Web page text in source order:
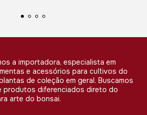
a importadora, especialista em
e acessórios para cultivos do
de coleção em geral. Buscamos
produtos diferenciados direto do
arte do bonsai.